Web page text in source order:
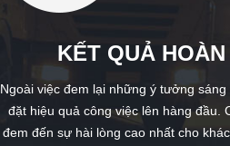
KẾT QUẢ
Ngoài việc đem lại những ý tưởng
đặt hiệu quả công việc lên hàng đầu.
đem đến sự hài lòng cao nhất cho